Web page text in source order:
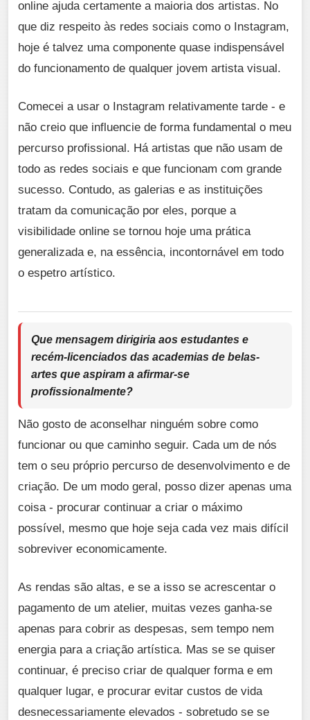
online ajuda certamente a maioria dos artistas. No
que diz respeito às redes sociais como o Instagram,
hoje é talvez uma componente quase indispensável
do funcionamento de qualquer jovem artista visual.
Comecei a usar o Instagram relativamente tarde - e
não creio que influencie de forma fundamental o meu
percurso profissional. Há artistas que não usam de
todo as redes sociais e que funcionam com grande
sucesso. Contudo, as galerias e as instituições
tratam da comunicação por eles, porque a
visibilidade online se tornou hoje uma prática
generalizada e, na essência, incontornável em todo
o espetro artístico.
Que mensagem dirigiria aos estudantes e
recém-licenciados das academias de belas-
artes que aspiram a afirmar-se
profissionalmente?
Não gosto de aconselhar ninguém sobre como
funcionar ou que caminho seguir. Cada um de nós
tem o seu próprio percurso de desenvolvimento e de
criação. De um modo geral, posso dizer apenas uma
coisa - procurar continuar a criar o máximo
possível, mesmo que hoje seja cada vez mais difícil
sobreviver economicamente.
As rendas são altas, e se a isso se acrescentar o
pagamento de um atelier, muitas vezes ganha-se
apenas para cobrir as despesas, sem tempo nem
energia para a criação artística. Mas se se quiser
continuar, é preciso criar de qualquer forma e em
qualquer lugar, e procurar evitar custos de vida
desnecessariamente elevados - sobretudo se se